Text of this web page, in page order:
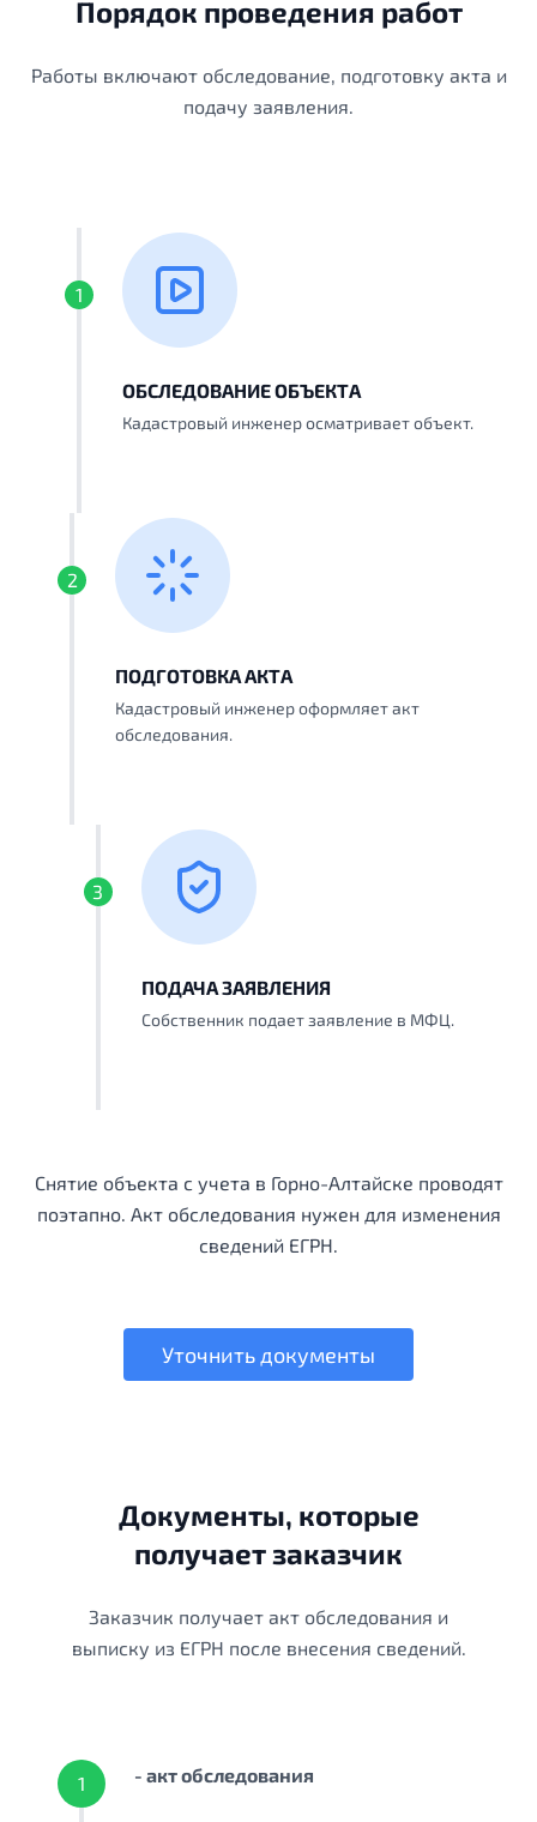
Порядок проведения работ
Работы включают обследование, подготовку акта и
подачу заявления.
1
ОБСЛЕДОВАНИЕ ОБЪЕКТА
Кадастровый инженер осматривает объект.
2
ПОДГОТОВКА АКТА
Кадастровый инженер оформляет акт
обследования.
3
ПОДАЧА ЗАЯВЛЕНИЯ
Собственник подает заявление в МФЦ.
Снятие объекта с учета в Горно-Алтайске проводят
поэтапно. Акт обследования нужен для изменения
сведений ЕГРН.
Уточнить документы
Документы, которые
получает заказчик
Заказчик получает акт обследования и
выписку из ЕГРН после внесения сведений.
1 - акт обследования